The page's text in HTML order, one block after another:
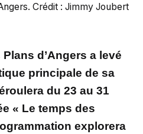
Crédit : Jimmy Joubert
d’Angers a levé
principale de sa
du 23 au 31
« Le temps des
explorera